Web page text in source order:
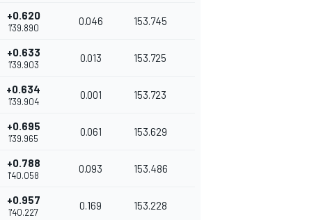
+0.620
1'39.890
0.046 153.745
+0.633
1'39.903
0.013 153.725
+0.634
1'39.904
0.001 153.723
+0.695
1'39.965
0.061 153.629
+0.788
1'40.058
0.093 153.486
+0.957
1'40.227
0.169 153.228